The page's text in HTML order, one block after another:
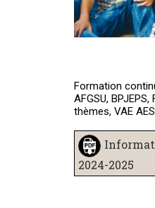
Formation
AFGSU,
thèmes, VAE
2024-2025